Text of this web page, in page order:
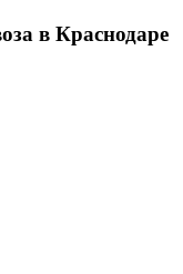
в Краснодаре